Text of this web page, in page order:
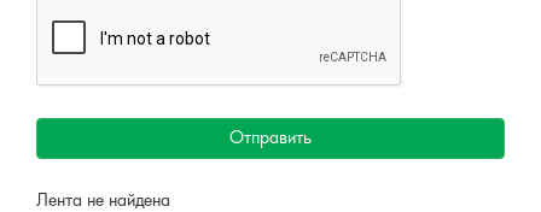
Отправить
Лента не найдена